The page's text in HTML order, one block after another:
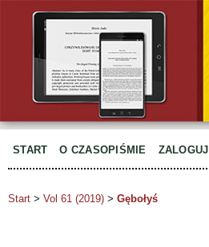
START O CZASOPIŚMIE ZALOGUJ
Start > Vol 61 (2019) > Gębołyś